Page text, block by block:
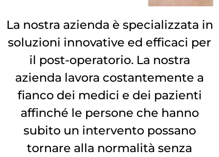
La nostra azienda è specializzata in
soluzioni innovative ed efficaci per
il post-operatorio. La nostra
azienda lavora costantemente a
fianco dei medici e dei pazienti
affinché le persone che hanno
subito un intervento possano
tornare alla normalità senza